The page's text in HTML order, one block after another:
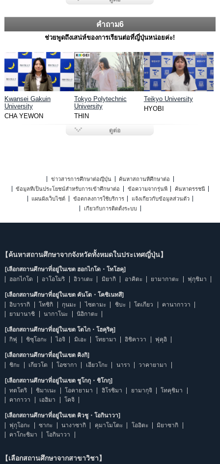
คำถาม6
ช่วยพูดถึงเสน่ห์ของการเรียนต่อที่ญี่ปุ่นหน่อยค่ะ!
Kwansei Gakuin
University
CHA YEWON
Tokyo Polytechnic
University
THIN
Teikyo University
HYOBI
ดูต่อ
ข่าวสารการศึกษาต่อญี่ปุ่น
ค้นหาสถานที่ศึกษาต่อ
ข้อมูลที่เป็นประโยชน์สำหรับการเข้าศึกษาต่อ
ข้อความจากรุ่นพี่
ค้นหาดรรชนี
แผนผังเว็บไซต์
ข้อตกลงการใช้บริการ
แจ้งเกี่ยวกับข้อมูลส่วนตัว
เกี่ยวกับการติดตั้งระบบ
【ค้นหาสถานศึกษาจากจังหวัดทั้งหมดในประเทศญี่ปุ่น】
[เลือกสถานศึกษาที่อยู่ในเขต ฮอกไกโด・โทโฮคุ]
ฮอกไกโด
อาโอโมริ อิวาเตะ มิยากิ อาคิตะ ยามากาตะ ฟุกุชิมา
[เลือกสถานศึกษาที่อยู่ในเขต คันโต・โคชิเนทสึ]
อิบารากิ
โทชิกิ กุนมะ ไซตามะ ชิบะ โตเกียว
คานากาวา
ยามานาชิ
นากาโนะ นิอิกาตะ
[เลือกสถานศึกษาที่อยู่ในเขต โตไก・โฮคุริคุ]
กิฟุ
ชิซุโอกะ ไอจิ มิเอะ โทยามา อิชิคาวา ฟุคุอิ
[เลือกสถานศึกษาที่อยู่ในเขต คิงกิ]
ชิกะ
เกียวโต โอซากา เฮียวโกะ นารา วาคายามา
[เลือกสถานศึกษาที่อยู่ในเขต ชูโกกุ・ชิโกกุ]
ทตโตริ
ชิมาเนะ โอคายามา ฮิโรชิมา ยามากุจิ
โทคุชิมา
คากาวา
เอฮิมา โคจิ
[เลือกสถานศึกษาที่อยู่ในเขต คิวชู・โอกินาวา]
ฟุกุโอกะ
ซากะ นางาซากิ คุมาโมโตะ โออิตะ
มิยาซากิ
คาโกะชิมา
โอกินาวา
【เลือกสถานศึกษาจากสาขาวิชา】